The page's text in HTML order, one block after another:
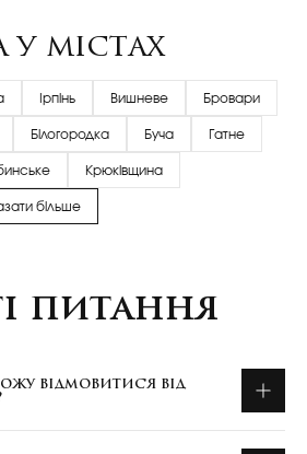
у містах
Ірпінь Вишневе Бровари
Білогородка Буча Гатне
Крюківщина
більше
питання
ВІДМОВИТИСЯ ВІД